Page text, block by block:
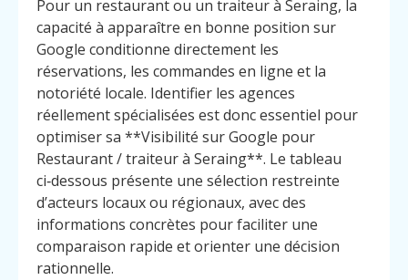
Pour un restaurant ou un traiteur à Seraing, la
capacité à apparaître en bonne position sur
Google conditionne directement les
réservations, les commandes en ligne et la
notoriété locale. Identifier les agences
réellement spécialisées est donc essentiel pour
optimiser sa **Visibilité sur Google pour
Restaurant / traiteur à Seraing**. Le tableau
ci‑dessous présente une sélection restreinte
d’acteurs locaux ou régionaux, avec des
informations concrètes pour faciliter une
comparaison rapide et orienter une décision
rationnelle.